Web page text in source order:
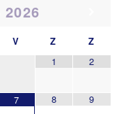
2026
V Z
Z
1
2
7 8 9